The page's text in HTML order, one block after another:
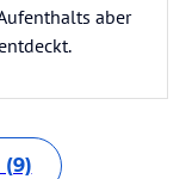
aber